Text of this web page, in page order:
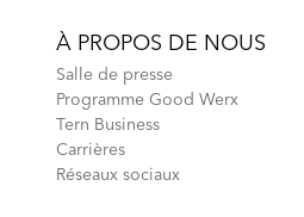
À PROPOS DE NOUS
Salle de presse
Programme Good Werx
Tern Business
Carrières
Réseaux sociaux